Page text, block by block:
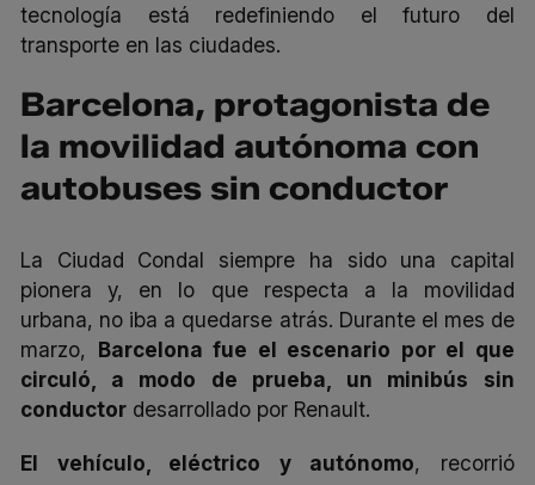
tecnología está redefiniendo el futuro del
transporte en las ciudades.
Barcelona, protagonista de
la movilidad autónoma con
autobuses sin conductor
La Ciudad Condal siempre ha sido una capital
pionera y, en lo que respecta a la movilidad
urbana, no iba a quedarse atrás. Durante el mes de
marzo, Barcelona fue el escenario por el que
circuló, a modo de prueba, un minibús sin
conductor desarrollado por Renault.
El vehículo, eléctrico y autónomo, recorrió